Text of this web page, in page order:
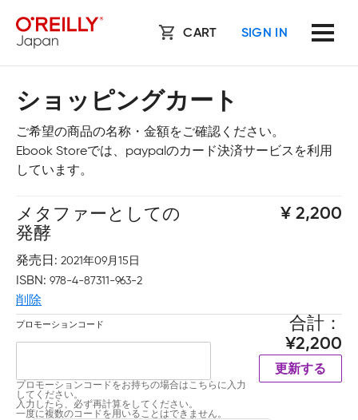
CART SIGN IN
ショッピングカート
ご希望の商品の名称・金額をご確認ください。
Ebook Storeでは、paypalのカード決済サービスを利用
しています。
メタファーとしての
発酵
発売日 2021年09月15日
ISBN 978-4-87311-963-2
削除
2,200
プロモーションコード
プロモーションコードをお持ちの場合はこちらに入力
してください。
入力したら、必ず再計算をしてください。
一度に複数のコードを用いることはできません。
合計
2,200
更新する